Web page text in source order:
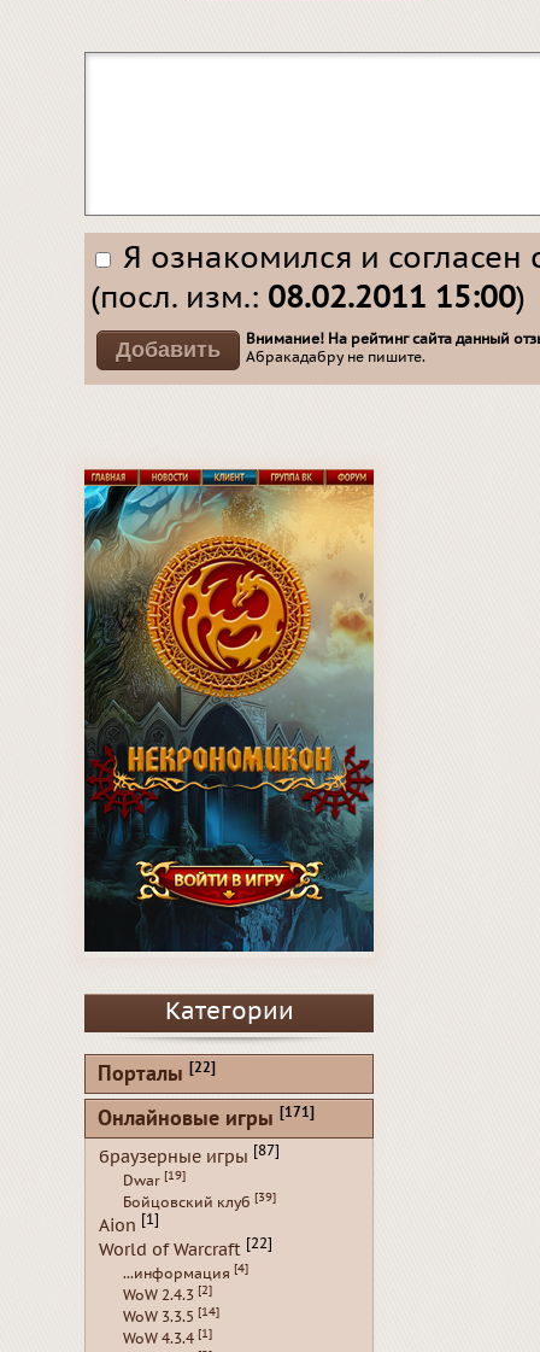
Я ознакомился и согласен
(посл. изм.: 08.02.2011 15:00)
Внимание! На рейтинг сайта данный
Абракадабру не пишите.
Категории
Порталы [22]
Онлайновые игры [171]
браузерные игры [87]
Dwar [19]
Бойцовский клуб [39]
Aion [1]
World of Warcraft [22]
...информация [4]
WoW 2.4.3 [2]
WoW 3.3.5 [14]
WoW 4.3.4 [1]